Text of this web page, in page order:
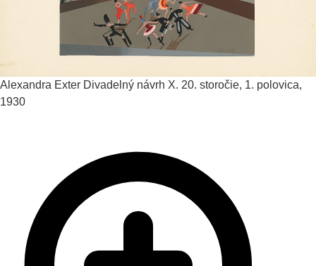
Alexandra Exter Divadelný návrh X. 20. storočie, 1. polovica,
1930